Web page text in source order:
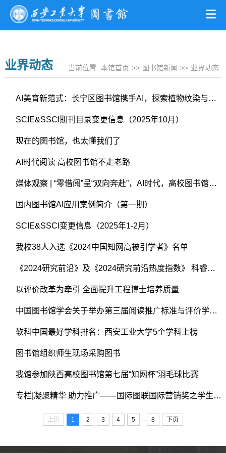
业界动态 当前位置: 本馆首页 >> 图书馆新闻 >> 业界动态
AI美育新范式：长宁区图书馆携手AI，探索植物纹染与像素艺术
SCIE&SSCI期刊目录变更信息（2025年10月）
现在的图书馆，也太懂我们了
AI时代阅读 高校图书馆不走老路
媒体观察 | “零借阅”呈“双向奔赴”，AI时代，高校图书馆地位下降了吗
国内图书馆AI应用案例简介（第一期）
SCIE&SSCI变更信息（2025年1-2月）
我校38人入选《2024中国知网高被引学者》名单
《2024研究前沿》及《2024研究前沿热度指数》 科睿唯安与中国科学院联合发布
以评价改革为牵引 全面提升工程博士培养质量
中国图书馆学会关于举办第三届阅读推广标准与评价学术研讨会的通知
软科中国最好学科排名：西安工业大学5个学科上榜
图书馆组织师生现场采购图书
我馆参加陕西高校图书馆第七届“知网杯”羽毛球比赛
专栏|凝聚精华 助力推广——国际图联国际营销奖之学生生活篇
上页 1 2 3 4 5 ... 8 下页